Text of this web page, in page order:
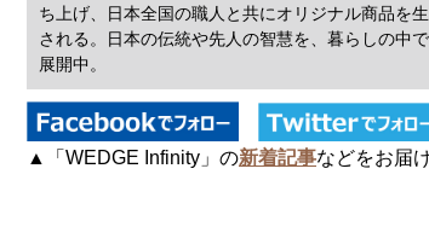
ち上げ、日本全国の職人と共にオリジナル商品を
される。日本の伝統や先人の智慧を、暮らしの中
展開中。
▲「WEDGE Infinity」の新着記事などをお届